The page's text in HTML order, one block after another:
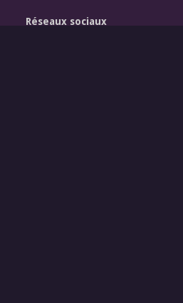
Réseaux sociaux